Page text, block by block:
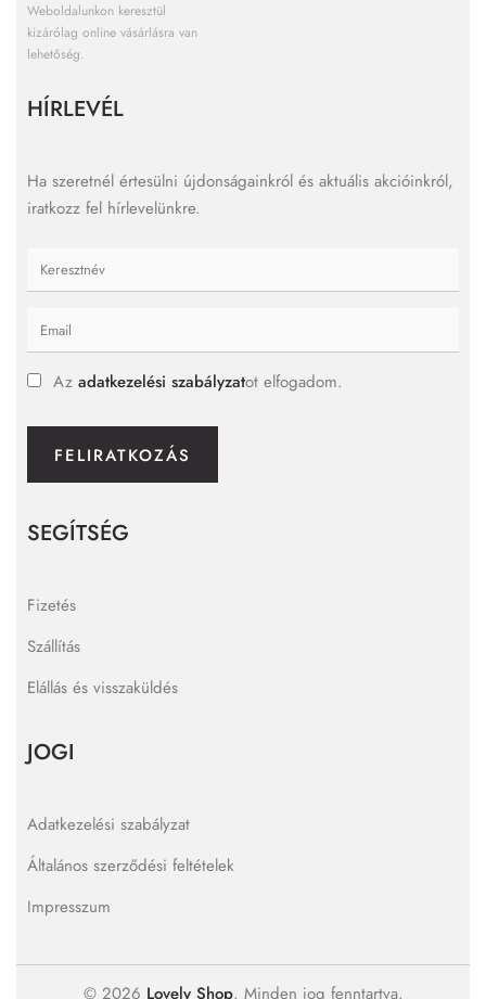
Weboldalunkon keresztül
kizárólag online vásárlásra van
lehetőség.
SEGÍTSÉG
Fizetés
Szállítás
Elállás és visszaküldés
JOGI
Adatkezelési szabályzat
Általános szerződési feltételek
Impresszum
HÍRLEVÉL
Ha szeretnél értesülni újdonságainkról és aktuális akcióinkról,
iratkozz fel hírlevelünkre.
Az adatkezelési szabályzatot elfogadom.
FELIRATKOZÁS
© 2026 Lovely Shop. Minden jog fenntartva.